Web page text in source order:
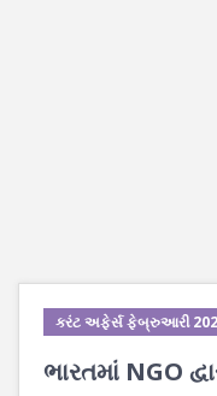
કરંટ અફેર્સ ફેબ્રુઆરી
ભારતમાં NGO